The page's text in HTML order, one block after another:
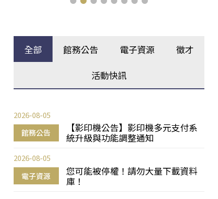
全部 館務公告 電子資源 徵才
活動快訊
館務公告
【影印機公告】影印機多元支付系
統升級與功能調整通知
2026-08-05
電子資源
您可能被停權！請勿大量下載資料
庫！
2026-08-05